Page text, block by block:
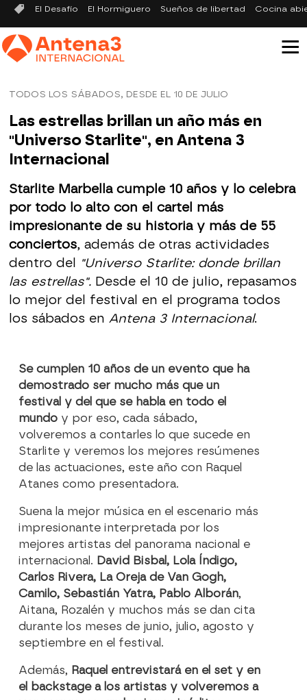
El Desafío El Hormiguero Sueños de libertad Cocina
TODOS LOS SÁBADOS, DESDE EL 10 DE JULIO
Las estrellas brillan un año más en
"Universo Starlite", en Antena 3
Internacional
Starlite Marbella cumple 10 años y lo celebra
por todo lo alto con el cartel más
impresionante de su historia y más de 55
conciertos, además de otras actividades
dentro del "Universo Starlite: donde brillan
las estrellas". Desde el 10 de julio, repasamos
lo mejor del festival en el programa todos
los sábados en Antena 3 Internacional.
Se cumplen 10 años de un evento que ha
demostrado ser mucho más que un
festival y del que se habla en todo el
mundo y por eso, cada sábado,
volveremos a contarles lo que sucede en
Starlite y veremos los mejores resúmenes
de las actuaciones, este año con Raquel
Atanes como presentadora.
Suena la mejor música en el escenario más
impresionante interpretada por los
mejores artistas del panorama nacional e
internacional. David Bisbal, Lola Índigo,
Carlos Rivera, La Oreja de Van Gogh,
Camilo, Sebastián Yatra, Pablo Alborán,
Aitana, Rozalén y muchos más se dan cita
durante los meses de junio, julio, agosto y
septiembre en el festival.
Además, Raquel entrevistará en el set y en
el backstage a los artistas y volveremos a